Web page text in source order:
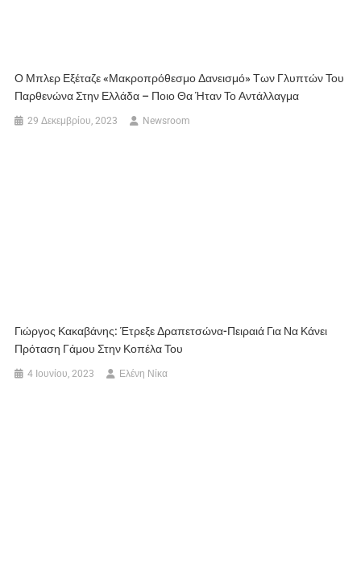
Ο Μπλερ Εξέταζε «μακροπρόθεσμο Δανεισμό» Των Γλυπτών Του
Παρθενώνα Στην Ελλάδα – Ποιο Θα Ήταν Το Αντάλλαγμα
29 Δεκεμβρίου, 2023 Newsroom
Γιώργος Κακαβάνης: Έτρεξε Δραπετσώνα-Πειραιά Για Να Κάνει
Πρόταση Γάμου Στην Κοπέλα Του
4 Ιουνίου, 2023 Ελένη Νίκα